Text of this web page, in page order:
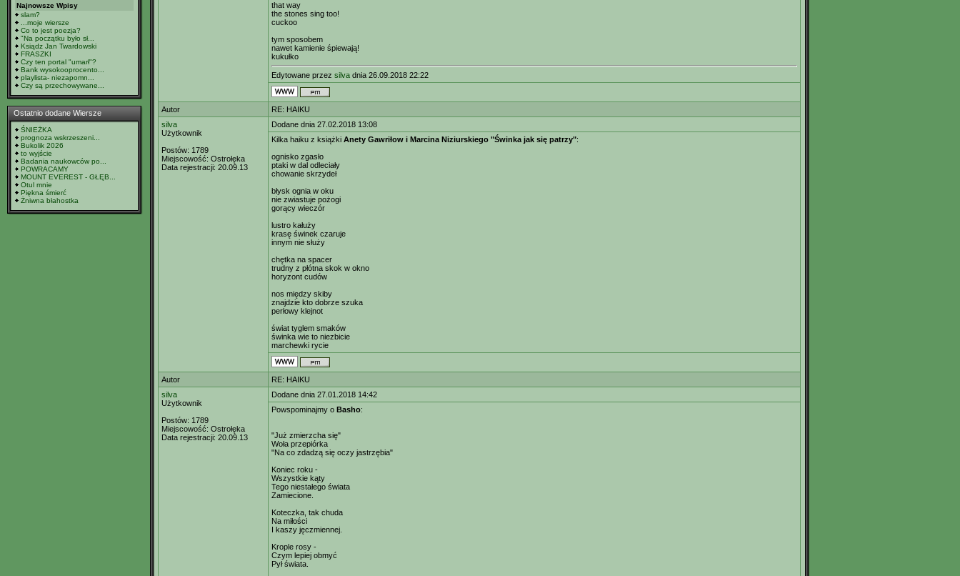
Najnowsze Wpisy
slam?
...moje wiersze
Co to jest poezja?
"Na początku było sł...
Ksiądz Jan Twardowski
FRASZKI
Czy ten portal "umarł"?
Bank wysokooprocento...
playlista- niezapomn...
Czy są przechowywane...
Ostatnio dodane Wiersze
ŚNIEŻKA
prognoza wskrzeszeni...
Bukolik 2026
to wyjście
Badania naukowców po...
POWRACAMY
MOUNT EVEREST - GŁĘB...
Otul mnie
Piękna śmierć
Żniwna błahostka
that way
the stones sing too!
cuckoo
tym sposobem
nawet kamienie śpiewają!
kukułko
Edytowane przez silva dnia 26.09.2018 22:22
Autor
RE: HAIKU
silva
Użytkownik
Postów: 1789
Miejscowość: Ostrołęka
Data rejestracji: 20.09.13
Dodane dnia 27.02.2018 13:08
Kilka haiku z książki Anety Gawriłow i Marcina Niziurskiego "Świnka jak się patrzy":
ognisko zgasło
ptaki w dal odleciały
chowanie skrzydeł
błysk ognia w oku
nie zwiastuje pożogi
gorący wieczór
lustro kałuży
krasę świnek czaruje
innym nie służy
chętka na spacer
trudny z płótna skok w okno
horyzont cudów
nos między skiby
znajdzie kto dobrze szuka
perłowy klejnot
świat tyglem smaków
świnka wie to niezbicie
marchewki rycie
Autor
RE: HAIKU
silva
Użytkownik
Postów: 1789
Miejscowość: Ostrołęka
Data rejestracji: 20.09.13
Dodane dnia 27.01.2018 14:42
Powspominajmy o Basho:
"Już zmierzcha się"
Woła przepiórka
"Na co zdadzą się oczy jastrzębia"
Koniec roku -
Wszystkie kąty
Tego niestałego świata
Zamiecione.
Koteczka, tak chuda
Na miłości
I kaszy jęczmiennej.
Krople rosy -
Czym lepiej obmyć
Pył świata.